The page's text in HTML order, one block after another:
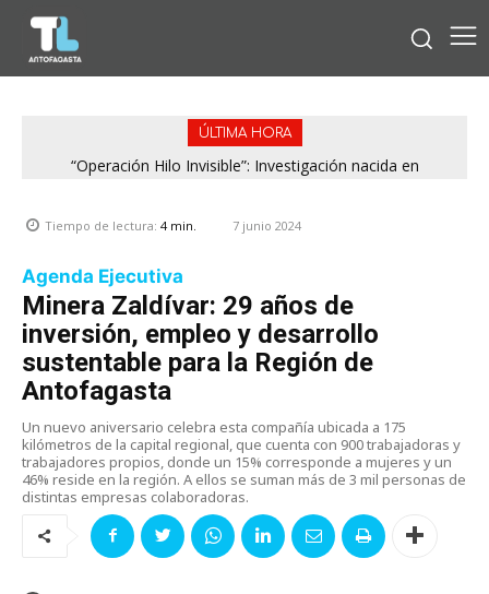
ÚLTIMA HORA
“Operación Hilo Invisible”: Investigación nacida en
Tiempo de lectura: 4min. 7 junio 2024
Agenda Ejecutiva
Minera Zaldívar: 29 años de
inversión, empleo y desarrollo
sustentable para la Región de
Antofagasta
Un nuevo aniversario celebra esta compañía ubicada a 175
kilómetros de la capital regional, que cuenta con 900 trabajadoras y
trabajadores propios, donde un 15% corresponde a mujeres y un
46% reside en la región. A ellos se suman más de 3 mil personas de
distintas empresas colaboradoras.